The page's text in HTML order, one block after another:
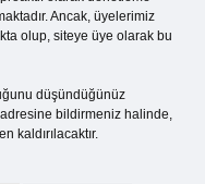
Ancak, üyelerimiz
olup, siteye üye olarak bu
düşündüğünüz
adresine bildirmeniz halinde,
kaldırılacaktır.